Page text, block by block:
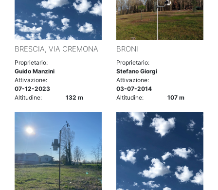
BRESCIA, VIA CREMONA
Proprietario:
Guido Manzini
Attivazione:
07-12-2023
Altitudine:
132 m
BRONI
Proprietario:
Stefano Giorgi
Attivazione:
03-07-2014
Altitudine:
107 m